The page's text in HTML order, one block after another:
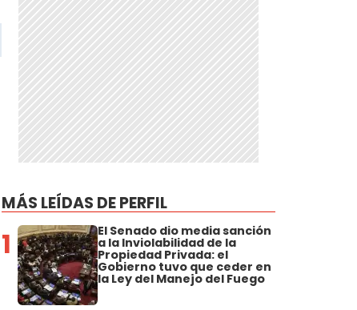
MÁS LEÍDAS DE PERFIL
1 El Senado dio media sanción
a la Inviolabilidad de la
Propiedad Privada: el
Gobierno tuvo que ceder en
la Ley del Manejo del Fuego